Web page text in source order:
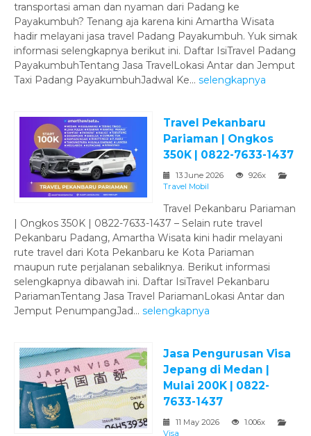
transportasi aman dan nyaman dari Padang ke
Payakumbuh? Tenang aja karena kini Amartha Wisata
hadir melayani jasa travel Padang Payakumbuh. Yuk simak
informasi selengkapnya berikut ini. Daftar IsiTravel Padang
PayakumbuhTentang Jasa TravelLokasi Antar dan Jemput
Taxi Padang PayakumbuhJadwal Ke... selengkapnya
Travel Pekanbaru
Pariaman | Ongkos
350K | 0822-7633-1437
13 June 2026
926x
Travel Mobil
Travel Pekanbaru Pariaman
| Ongkos 350K | 0822-7633-1437 – Selain rute travel
Pekanbaru Padang, Amartha Wisata kini hadir melayani
rute travel dari Kota Pekanbaru ke Kota Pariaman
maupun rute perjalanan sebaliknya. Berikut informasi
selengkapnya dibawah ini. Daftar IsiTravel Pekanbaru
PariamanTentang Jasa Travel PariamanLokasi Antar dan
Jemput PenumpangJad... selengkapnya
Jasa Pengurusan Visa
Jepang di Medan |
Mulai 200K | 0822-
7633-1437
11 May 2026
1.006x
Visa